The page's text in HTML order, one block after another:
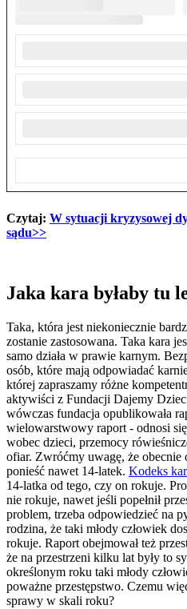
Czytaj: W sytuacji kryzysowej
sądu>>
Jaka kara byłaby tu
Taka, która jest niekoniecznie
zostanie zastosowana. Taka kara
samo działa w prawie karnym.
osób, które mają odpowiadać
której zapraszamy różne
aktywiści z Fundacji Dajemy
wówczas fundacja opublikowała
wielowarstwowy raport - odnosi
wobec dzieci, przemocy
ofiar. Zwróćmy uwagę, że obecnie
ponieść nawet 14-latek. Kodeks
14-latka od tego, czy on rokuje.
nie rokuje, nawet jeśli popełnił
problem, trzeba odpowiedzieć na
rodzina, że taki młody człowiek
rokuje. Raport obejmował też
że na przestrzeni kilku lat były to
określonym roku taki młody
poważne przestępstwo. Czemu
sprawy w skali roku?